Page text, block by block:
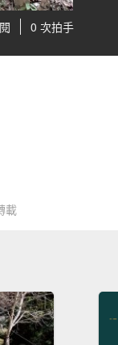
0 次拍手
載